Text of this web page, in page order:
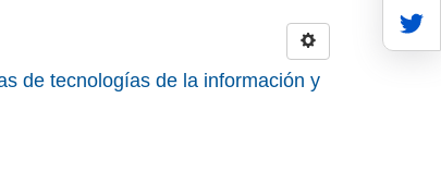
de tecnologías de la información y